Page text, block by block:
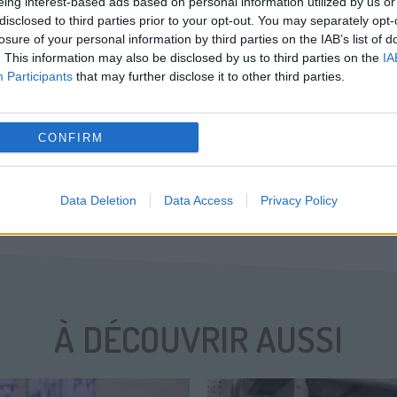
to third parties prior to your opt-out. You may separately
of your personal information by third parties on the IAB’s list of
This information may also be disclosed by us to third parties on the
Participants that may further disclose it to other third parties.
CONFIRM
Data Deletion Data Access Privacy Policy
par notre association, et commencé à
théâtrale ou d'écriture avec certains
d'accueil de l'Îlot.
de travail commun s'élabore peu à peu...
aménagements sont nécessaires. Une
participativea donc été lancée pour en faire
adapté... et chauffé cet hiver !
À DÉCOUVRIR AUSSI